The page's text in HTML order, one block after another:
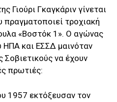
Γιούρι Γκαγκάριν γίνεται
τροχιακή
«Βοστόκ 1». Ο αγώνας
ΗΠΑ και ΕΣΣΔ μαινόταν
να έχουν
πρωτιές:
1957 εκτόξευσαν τον